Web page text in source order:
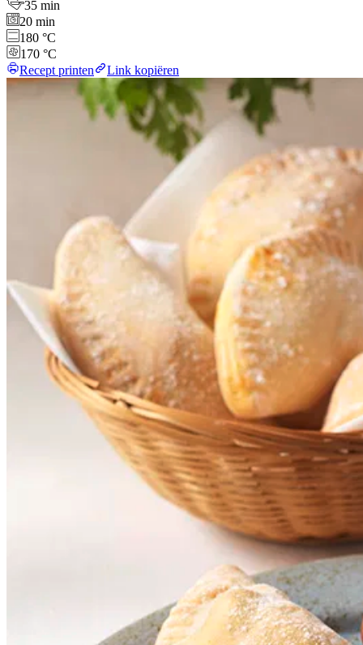
35 min
20 min
180 °C
170 °C
Recept printen
Link kopiëren